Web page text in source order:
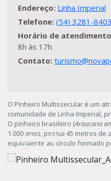
Endereço: Linha Imperial
Telefone: (54) 3281-8403
Horário de
8h às 17h
Contato:
O Pinheiro Multissecular é um
comunidade de Linha Imperial,
O pinheiro brasileiro (Araucaria
1.000 anos, possui 45 metros
equivalente ao círculo formado